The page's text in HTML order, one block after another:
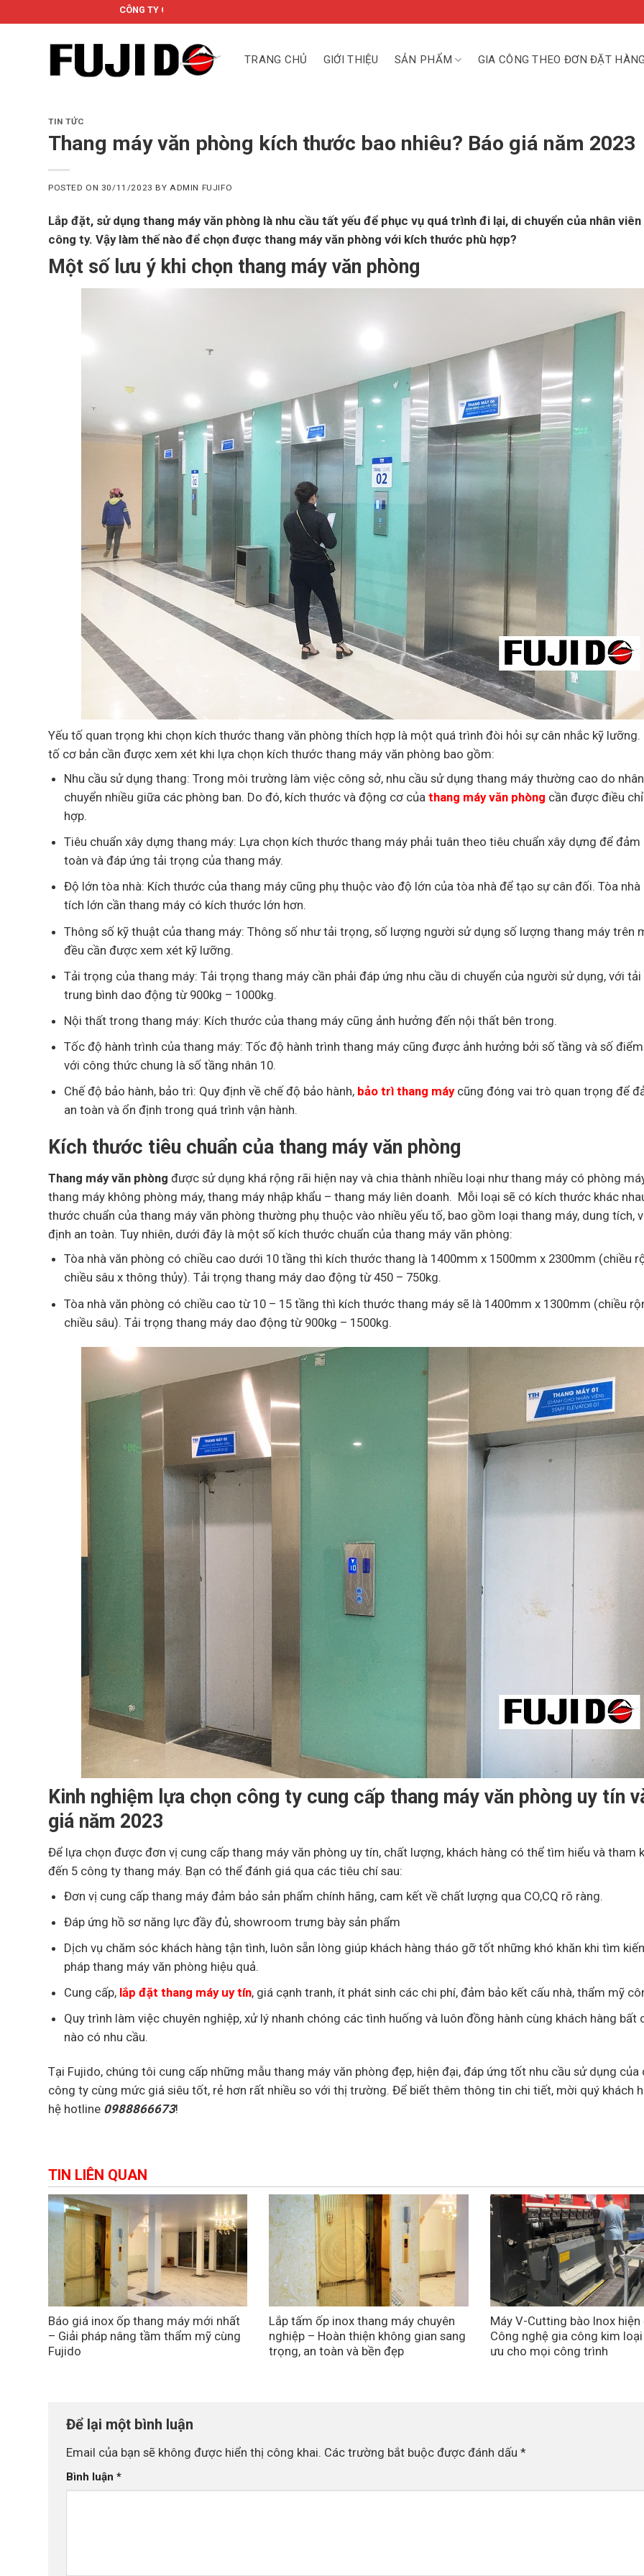
to
CÔNG TY CỔ PHẦN FUJIDO
TRANG CHỦ GIỚI THIỆU SẢN PHẨM GIA CÔNG THEO ĐƠN ĐẶT
TIN TỨC
Thang máy văn phòng kích thước bao nhiêu? Báo giá năm 2023
POSTED ON 30/11/2023 BYADMIN FUJIFO
Lắp đặt, sử dụng thang máy văn phòng là nhu cầu tất yếu để phục vụ quá trình đi lại, di chuyển của nhân
công ty. Vậy làm thế nào để chọn được thang máy văn phòng với kích thước phù hợp?
Một số lưu ý khi chọn thang máy văn phòng
Yếu tố quan trọng khi chọn kích thước thang văn phòng thích hợp là một quá trình đòi hỏi sự cân nhắc kỹ lưỡng.
tố cơ bản cần được xem xét khi lựa chọn kích thước thang máy văn phòng bao gồm:
Nhu cầu sử dụng thang: Trong môi trường làm việc công sở, nhu cầu sử dụng thang máy thường cao do
chuyển nhiều giữa các phòng ban. Do đó, kích thước và động cơ của thang máy văn phòng cần được điều
hợp.
Tiêu chuẩn xây dựng thang máy: Lựa chọn kích thước thang máy phải tuân theo tiêu chuẩn xây dựng để đảm
toàn và đáp ứng tải trọng của thang máy.
Độ lớn tòa nhà: Kích thước của thang máy cũng phụ thuộc vào độ lớn của tòa nhà để tạo sự cân đối. Tòa nhà
tích lớn cần thang máy có kích thước lớn hơn.
Thông số kỹ thuật của thang máy: Thông số như tải trọng, số lượng người sử dụng số lượng thang máy trên
đều cần được xem xét kỹ lưỡng.
Tải trọng của thang máy: Tải trọng thang máy cần phải đáp ứng nhu cầu di chuyển của người sử dụng, với
trung bình dao động từ 900kg – 1000kg.
Nội thất trong thang máy: Kích thước của thang máy cũng ảnh hưởng đến nội thất bên trong.
Tốc độ hành trình của thang máy: Tốc độ hành trình thang máy cũng được ảnh hưởng bởi số tầng và số
với công thức chung là số tầng nhân 10.
Chế độ bảo hành, bảo trì: Quy định về chế độ bảo hành, bảo trì thang máycũng đóng vai trò quan trọng để
an toàn và ổn định trong quá trình vận hành.
Kích thước tiêu chuẩn của thang máy văn phòng
Thang máy văn phòng được sử dụng khá rộng rãi hiện nay và chia thành nhiều loại như thang máy có phòng
thang máy không phòng máy, thang máy nhập khẩu – thang máy liên doanh. Mỗi loại sẽ có kích thước khác
thước chuẩn của thang máy văn phòng thường phụ thuộc vào nhiều yếu tố, bao gồm loại thang máy, dung tích,
định an toàn. Tuy nhiên, dưới đây là một số kích thước chuẩn của thang máy văn phòng:
Tòa nhà văn phòng có chiều cao dưới 10 tầng thì kích thước thang là 1400mm x 1500mm x 2300mm (chiều
chiều sâu x thông thủy). Tải trọng thang máy dao động từ 450 – 750kg.
Tòa nhà văn phòng có chiều cao từ 10 – 15 tầng thì kích thước thang máy sẽ là 1400mm x 1300mm (chiều
chiều sâu). Tải trọng thang máy dao động từ 900kg – 1500kg.
Kinh nghiệm lựa chọn công ty cung cấp thang máy văn phòng uy tín
giá năm 2023
Để lựa chọn được đơn vị cung cấp thang máy văn phòng uy tín, chất lượng, khách hàng có thể tìm hiểu và tham
đến 5 công ty thang máy. Bạn có thể đánh giá qua các tiêu chí sau:
Đơn vị cung cấp thang máy đảm bảo sản phẩm chính hãng, cam kết về chất lượng qua CO,CQ rõ ràng.
Đáp ứng hồ sơ năng lực đầy đủ, showroom trưng bày sản phẩm
Dịch vụ chăm sóc khách hàng tận tình, luôn sẵn lòng giúp khách hàng tháo gỡ tốt những khó khăn khi tìm
pháp thang máy văn phòng hiệu quả.
Cung cấp, lắp đặt thang máy uy tín, giá cạnh tranh, ít phát sinh các chi phí, đảm bảo kết cấu nhà, thẩm mỹ
Quy trình làm việc chuyên nghiệp, xử lý nhanh chóng các tình huống và luôn đồng hành cùng khách hàng bất
nào có nhu cầu.
Tại Fujido, chúng tôi cung cấp những mẫu thang máy văn phòng đẹp, hiện đại, đáp ứng tốt nhu cầu sử dụng của
công ty cùng mức giá siêu tốt, rẻ hơn rất nhiều so với thị trường. Để biết thêm thông tin chi tiết, mời quý khách
hệ hotline 0988866673!
TIN LIÊN QUAN
Báo giá inox ốp thang máy mới nhất
– Giải pháp nâng tầm thẩm mỹ cùng
Fujido
Lắp tấm ốp inox thang máy chuyên
nghiệp – Hoàn thiện không gian sang
trọng, an toàn và bền đẹp
Máy V-Cutting bào Inox hiện
Công nghệ gia công kim
ưu cho mọi công trình
Để lại một bình luận
Email của bạn sẽ không được hiển thị công khai. Các trường bắt buộc được đánh dấu *
Bình luận *